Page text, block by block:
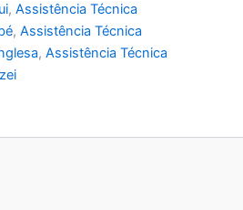
, Assistência Técnica
, Assistência Técnica
, Assistência Técnica